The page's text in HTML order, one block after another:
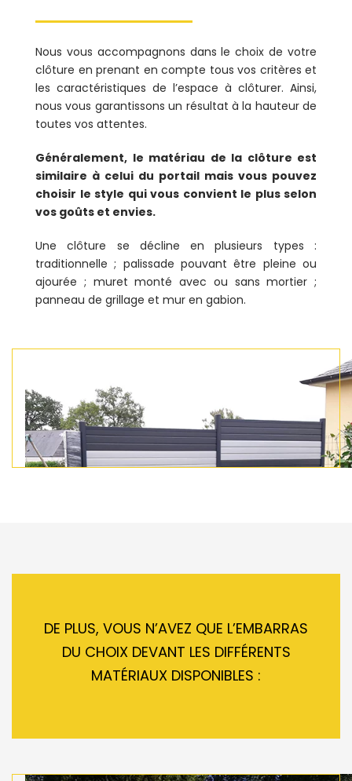
Nous vous accompagnons dans le choix de votre
clôture en prenant en compte tous vos critères et
les caractéristiques de l’espace à clôturer. Ainsi,
nous vous garantissons un résultat à la hauteur de
toutes vos attentes.
Généralement, le matériau de la clôture est
similaire à celui du portail mais vous pouvez
choisir le style qui vous convient le plus selon
vos goûts et envies.
Une clôture se décline en plusieurs types :
traditionnelle ; palissade pouvant être pleine ou
ajourée ; muret monté avec ou sans mortier ;
panneau de grillage et mur en gabion.
DE PLUS, VOUS N’AVEZ QUE L’EMBARRAS
DU CHOIX DEVANT LES DIFFÉRENTS
MATÉRIAUX DISPONIBLES :